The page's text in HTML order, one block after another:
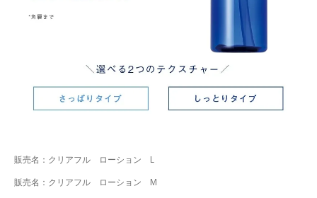
販売名：クリアフル ローション L
販売名：クリアフル ローション M